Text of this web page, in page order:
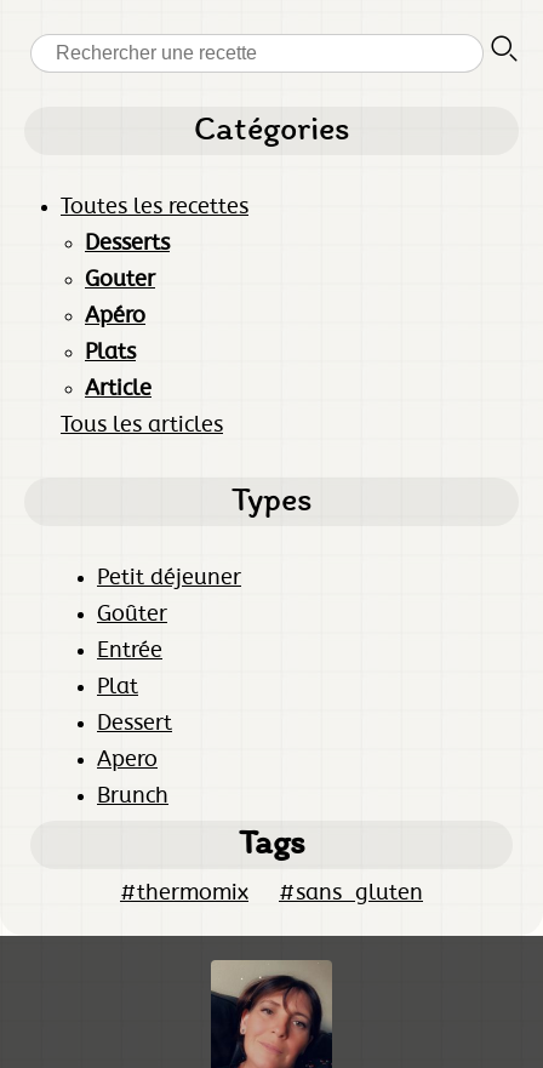
Catégories
Toutes les recettes
Desserts
Gouter
Apéro
Plats
Article
Tous les articles
Types
Petit déjeuner
Goûter
Entrée
Plat
Dessert
Apero
Brunch
Tags
#thermomix #sans_gluten